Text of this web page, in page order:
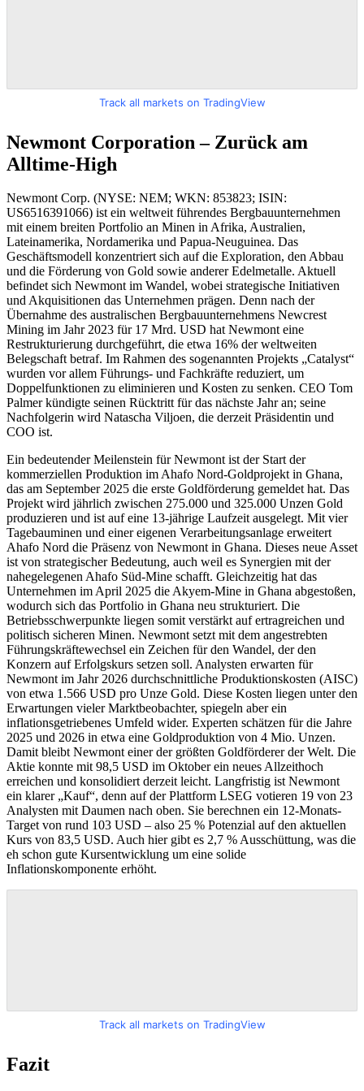
Track all markets on TradingView
Newmont Corporation – Zurück am
Alltime-High
Newmont Corp. (NYSE: NEM; WKN: 853823; ISIN:
US6516391066) ist ein weltweit führendes Bergbauunternehmen
mit einem breiten Portfolio an Minen in Afrika, Australien,
Lateinamerika, Nordamerika und Papua-Neuguinea. Das
Geschäftsmodell konzentriert sich auf die Exploration, den Abbau
und die Förderung von Gold sowie anderer Edelmetalle. Aktuell
befindet sich Newmont im Wandel, wobei strategische Initiativen
und Akquisitionen das Unternehmen prägen. Denn nach der
Übernahme des australischen Bergbauunternehmens Newcrest
Mining im Jahr 2023 für 17 Mrd. USD hat Newmont eine
Restrukturierung durchgeführt, die etwa 16% der weltweiten
Belegschaft betraf. Im Rahmen des sogenannten Projekts „Catalyst“
wurden vor allem Führungs- und Fachkräfte reduziert, um
Doppelfunktionen zu eliminieren und Kosten zu senken. CEO Tom
Palmer kündigte seinen Rücktritt für das nächste Jahr an; seine
Nachfolgerin wird Natascha Viljoen, die derzeit Präsidentin und
COO ist.
Ein bedeutender Meilenstein für Newmont ist der Start der
kommerziellen Produktion im Ahafo Nord-Goldprojekt in Ghana,
das am September 2025 die erste Goldförderung gemeldet hat. Das
Projekt wird jährlich zwischen 275.000 und 325.000 Unzen Gold
produzieren und ist auf eine 13-jährige Laufzeit ausgelegt. Mit vier
Tagebauminen und einer eigenen Verarbeitungsanlage erweitert
Ahafo Nord die Präsenz von Newmont in Ghana. Dieses neue Asset
ist von strategischer Bedeutung, auch weil es Synergien mit der
nahegelegenen Ahafo Süd-Mine schafft. Gleichzeitig hat das
Unternehmen im April 2025 die Akyem-Mine in Ghana abgestoßen,
wodurch sich das Portfolio in Ghana neu strukturiert. Die
Betriebsschwerpunkte liegen somit verstärkt auf ertragreichen und
politisch sicheren Minen. Newmont setzt mit dem angestrebten
Führungskräftewechsel ein Zeichen für den Wandel, der den
Konzern auf Erfolgskurs setzen soll. Analysten erwarten für
Newmont im Jahr 2026 durchschnittliche Produktionskosten (AISC)
von etwa 1.566 USD pro Unze Gold. Diese Kosten liegen unter den
Erwartungen vieler Marktbeobachter, spiegeln aber ein
inflationsgetriebenes Umfeld wider. Experten schätzen für die Jahre
2025 und 2026 in etwa eine Goldproduktion von 4 Mio. Unzen.
Damit bleibt Newmont einer der größten Goldförderer der Welt. Die
Aktie konnte mit 98,5 USD im Oktober ein neues Allzeithoch
erreichen und konsolidiert derzeit leicht. Langfristig ist Newmont
ein klarer „Kauf“, denn auf der Plattform LSEG votieren 19 von 23
Analysten mit Daumen nach oben. Sie berechnen ein 12-Monats-
Target von rund 103 USD – also 25 % Potenzial auf den aktuellen
Kurs von 83,5 USD. Auch hier gibt es 2,7 % Ausschüttung, was die
eh schon gute Kursentwicklung um eine solide
Inflationskomponente erhöht.
Track all markets on TradingView
Fazit